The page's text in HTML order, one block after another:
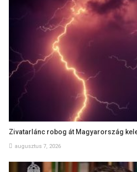
Zivatarlánc robog át Magyarország
augusztus 7, 2026